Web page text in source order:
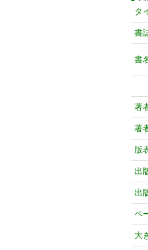
タ
書
書
著
著
版
出
出
ペ
大